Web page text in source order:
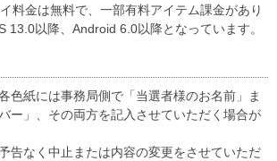
料金は無料で、一部有料アイテム課金があり
13.0以降、Android 6.0以降となっています。
色紙には事務局側で「当選者様のお名前」ま
ー」、その両方を記入させていただく場合が
告なく中止または内容の変更をさせていただ